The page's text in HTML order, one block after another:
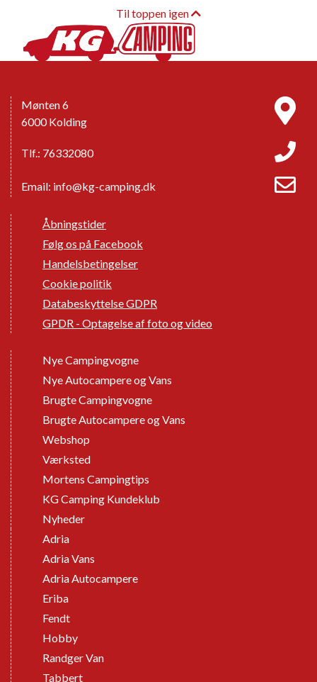
Til toppen igen
Mønten 6
6000 Kolding
Tlf.: 76332080
Email: info@kg-camping.dk
Åbningstider
Følg os på Facebook
Handelsbetingelser
Cookie politik
Databeskyttelse GDPR
GPDR - Optagelse af foto og video
Nye Campingvogne
Nye Autocampere og Vans
Brugte Campingvogne
Brugte Autocampere og Vans
Webshop
Værksted
Mortens Campingtips
KG Camping Kundeklub
Nyheder
Adria
Adria Vans
Adria Autocampere
Eriba
Fendt
Hobby
Randger Van
Tabbert